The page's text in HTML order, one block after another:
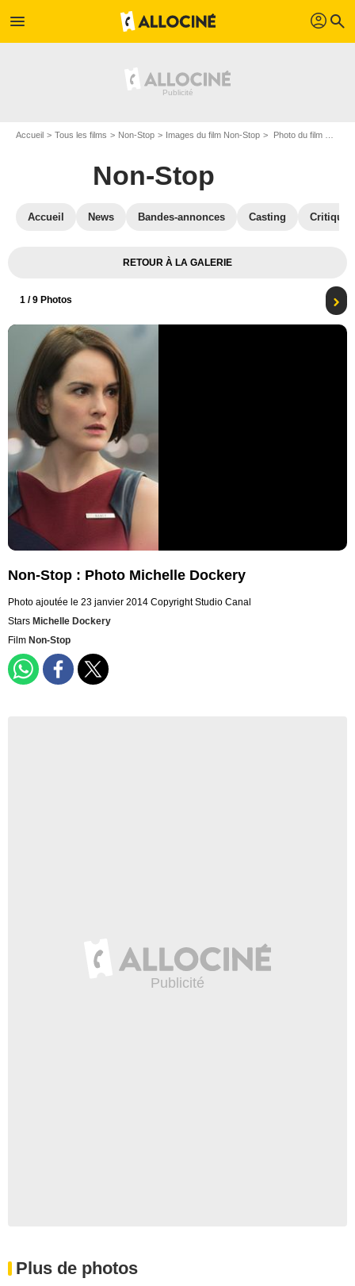
menu profil search
Accueil Tous les films Non-Stop Images du film Non-Stop Photo du film Non-Stop - Photo 1
Non-Stop
Accueil News Bandes-annonces Casting
RETOUR À LA GALERIE
1 / 9 Photos
Non-Stop : Photo Michelle Dockery
Photo ajoutée le 23 janvier 2014 Copyright Studio Canal
Stars Michelle Dockery
Film Non-Stop
Plus de photos